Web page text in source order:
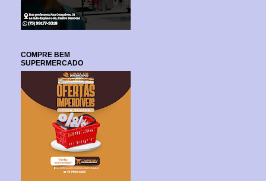
COMPRE BEM
SUPERMERCADO